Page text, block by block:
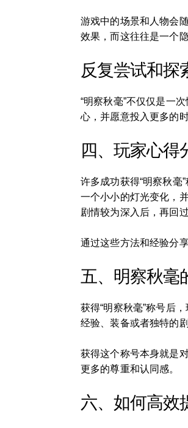
游戏中的场景和人物会
效果，而这往往是一个
反复尝试和探
“明察秋毫”不仅仅是一
心，并愿意投入更多的
四、玩家心得
许多成功获得“明察秋毫
一个小小的灯光变化，
剧情较为深入后，再回
通过这些方法和经验分
五、明察秋毫
获得“明察秋毫”称号后
经验、装备或者独特的
获得这个称号本身就是
更多的尊重和认同感。
六、如何高效